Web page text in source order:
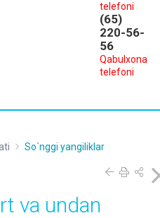
telefoni
(65)
220-56-
56
Qabulxona
telefoni
So`nggi yangiliklar
va undan